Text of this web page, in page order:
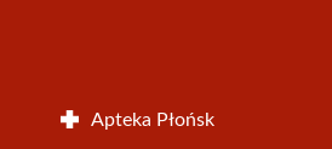
Apteka Płońsk